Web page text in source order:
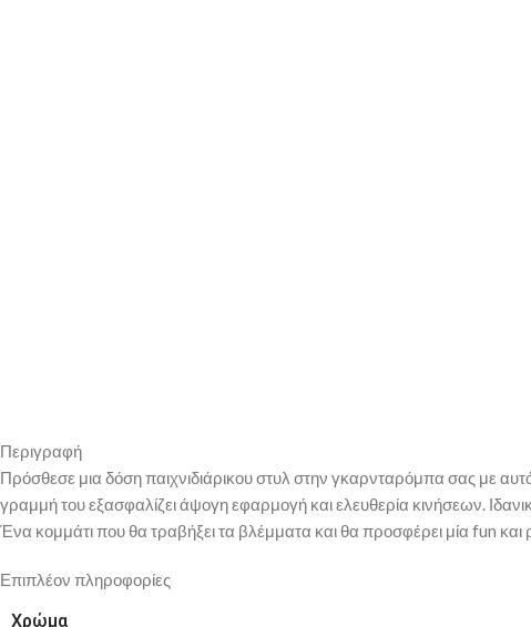
Περιγραφή
Πρόσθεσε μια δόση παιχνιδιάρικου στυλ στην γκαρνταρόμπα σας με
γραμμή του εξασφαλίζει άψογη εφαρμογή και ελευθερία κινήσεων.
Ένα κομμάτι που θα τραβήξει τα βλέμματα και θα προσφέρει μία fun και
Επιπλέον πληροφορίες
Χρώμα